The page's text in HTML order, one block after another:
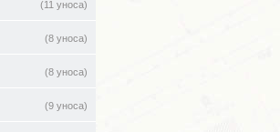
(11 уноса)
(8 уноса)
(8 уноса)
(9 уноса)